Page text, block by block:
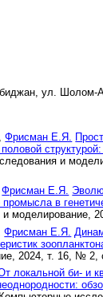
ул. Шолом-
,Фрисман Е.Я.
и
,Фрисман Е.Я.
промысла в
моделирование,
,Фрисман Е.Я.
2024, т. 16, № 2,
локальной би- и